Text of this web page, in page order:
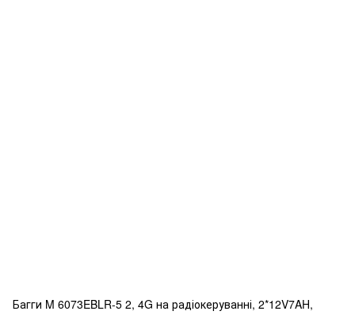
Багги M 6073EBLR-5 2, 4G на радіокеруванні, 2*12V7AH,